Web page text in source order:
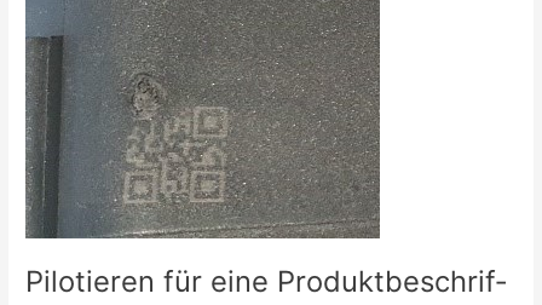
Pilo­tieren für eine Produkt­be­schrif­
Pilo­
tieren
für
eine
Produkt­
be­
schrif­
tung